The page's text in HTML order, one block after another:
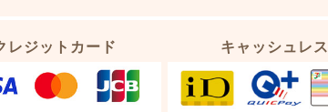
レジットカード キャッシュレス